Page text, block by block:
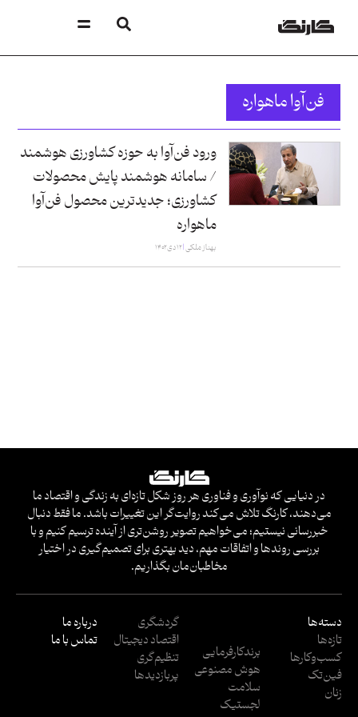
فن‌آوا ماهواره
ورود فن‌آوا به حوزه کشاورزی هوشمند
/ سامانه هوشمند پایش محصولات
کشاورزی؛ جدیدترین محصول فن‌آوا
ماهواره
بهناز ملکی ۱۲ دی ۱۴۰۲
در دنیایی که نوآوری و فناوری هر روز شکل تازه‌ای به زندگی و اقتصاد ما
می‌دهند، کارنگ تلاش می‌کند روایت‌گر این تغییرات باشد. ما فقط دنبال
خبررسانی نیستیم؛ می‌خواهیم تصویر روشن‌تری از آینده ترسیم کنیم و با
بررسی روندها و اتفاقات مهم، دید بهتری برای تصمیم‌گیری در اختیار
مخاطبان‌مان بگذاریم.
دسته‌ها
تازه‌ها
کسب‌وکار‌ها
فین‌تک
زنان
برندکارفرمایی
هوش مصنوعی
سلامت
لجستیک
گردشگری
اقتصاد دیجیتال
تنظیم‌گری
پربازدید‌ها
درباره ما
تماس با ما